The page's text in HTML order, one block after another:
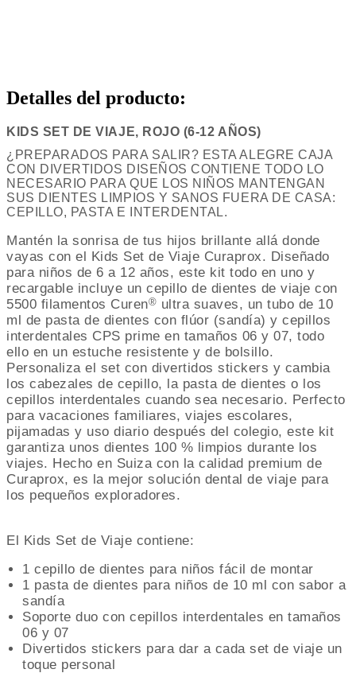
Detalles del producto:
KIDS SET DE VIAJE, ROJO (6-12 AÑOS)
¿PREPARADOS PARA SALIR? ESTA ALEGRE CAJA
CON DIVERTIDOS DISEÑOS CONTIENE TODO LO
NECESARIO PARA QUE LOS NIÑOS MANTENGAN
SUS DIENTES LIMPIOS Y SANOS FUERA DE CASA:
CEPILLO, PASTA E INTERDENTAL.
Mantén la sonrisa de tus hijos brillante allá donde
vayas con el Kids Set de Viaje Curaprox. Diseñado
para niños de 6 a 12 años, este kit todo en uno y
recargable incluye un cepillo de dientes de viaje con
5500 filamentos Curen® ultra suaves, un tubo de 10
ml de pasta de dientes con flúor (sandía) y cepillos
interdentales CPS prime en tamaños 06 y 07, todo
ello en un estuche resistente y de bolsillo.
Personaliza el set con divertidos stickers y cambia
los cabezales de cepillo, la pasta de dientes o los
cepillos interdentales cuando sea necesario. Perfecto
para vacaciones familiares, viajes escolares,
pijamadas y uso diario después del colegio, este kit
garantiza unos dientes 100 % limpios durante los
viajes. Hecho en Suiza con la calidad premium de
Curaprox, es la mejor solución dental de viaje para
los pequeños exploradores.
El Kids Set de Viaje contiene:
1 cepillo de dientes para niños fácil de montar
1 pasta de dientes para niños de 10 ml con sabor a
sandía
Soporte duo con cepillos interdentales en tamaños
06 y 07
Divertidos stickers para dar a cada set de viaje un
toque personal